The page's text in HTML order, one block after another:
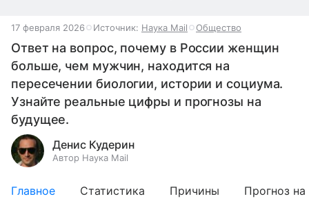
17 февраля 2026 Источник: Наука Mail Общество
Ответ на вопрос, почему в России женщин
больше, чем мужчин, находится на
пересечении биологии, истории и социума.
Узнайте реальные цифры и прогнозы на
будущее.
Денис Кудерин
Автор Наука Mail
Главное Статистика Причины Прогноз